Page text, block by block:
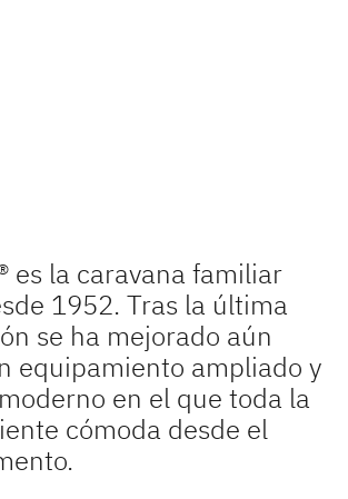
es la caravana familiar
1952. Tras la última
se ha mejorado aún
equipamiento ampliado y
en el que toda la
cómoda desde el